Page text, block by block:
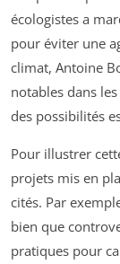
écologistes a
pour éviter une
climat, Antoine
notables dans
des possibilités
Pour illustrer
projets mis en
cités. Par
bien que
pratiques pour